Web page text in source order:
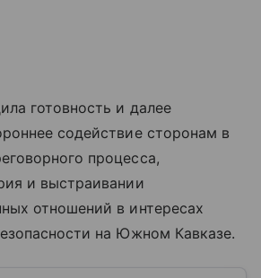
готовность и далее
содействие сторонам в
процесса,
и выстраивании
отношений в интересах
на Южном Кавказе.